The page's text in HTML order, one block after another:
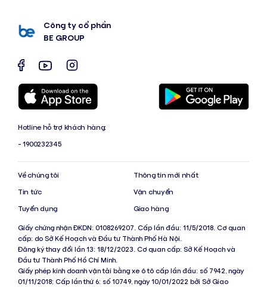
Công ty cổ phần
BE GROUP
Hotline hỗ trợ khách hàng:
- 1900232345
Về chúng tôi
Tin tức
Tuyển dụng
Thông tin mới nhất
Vận chuyển
Giao hàng
Giấy chứng nhận ĐKDN: 0108269207. Cấp lần đầu: 11/5/2018. Cơ quan
cấp: do Sở Kế Hoạch và Đầu tư Thành Phố Hà Nội.
Đăng ký thay đổi lần 13: 18/12/2023. Cơ quan cấp: Sở Kế Hoạch và
Đầu tư Thành Phố Hồ Chí Minh.
Giấy phép kinh doanh vận tải bằng xe ô tô cấp lần đầu: số 7942, ngày
01/11/2018; Cấp lần thứ 6: số 10749, ngày 10/01/2022 bởi Sở Giao